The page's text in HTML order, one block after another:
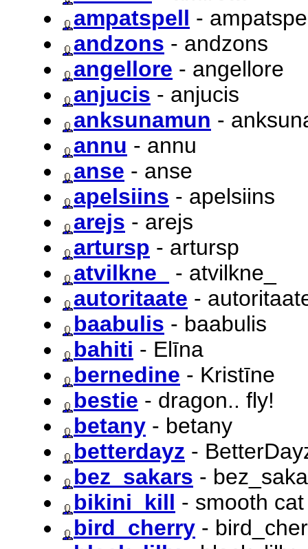
ampatspell -
andzons - andzons
angellore - angellore
anjucis - anjucis
anksunamun -
annu - annu
anse - anse
apelsiins - apelsiins
arejs - arejs
artursp - artursp
atvilkne_
- atvilkne_
autoritaate -
baabulis - baabulis
bahiti - Elīna
bernedine - Kristīne
bestie - dragon.. fly!
betany - betany
betterdayz -
bez_sakars -
bikini_kill - smooth
bird_cherry -